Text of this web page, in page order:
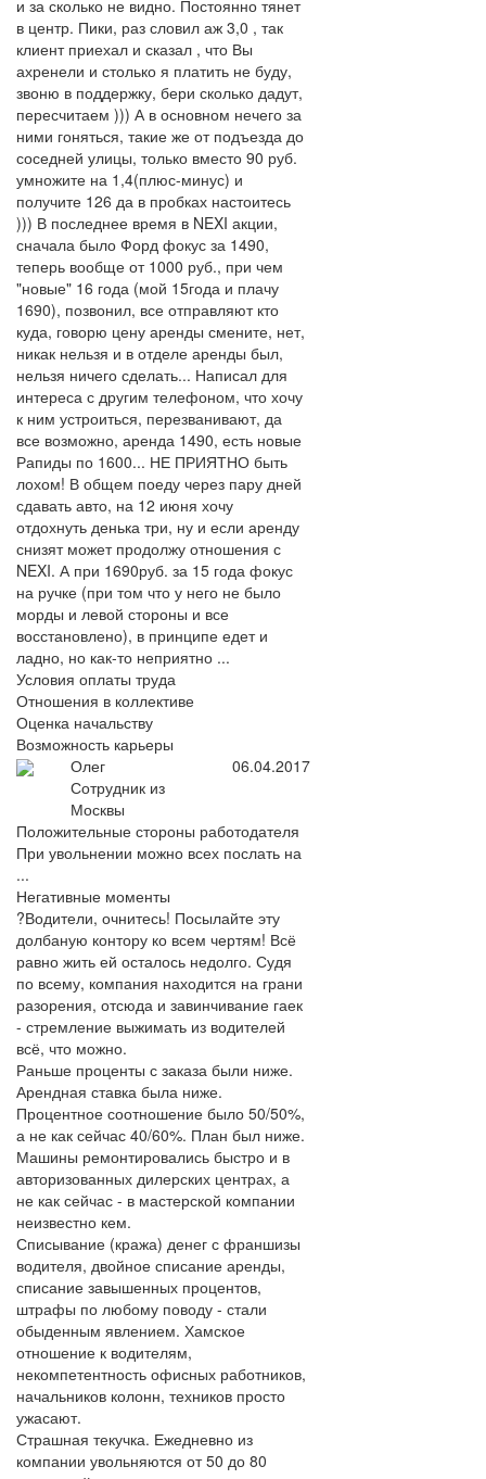
и за сколько не видно. Постоянно тянет
в центр. Пики, раз словил аж 3,0 , так
клиент приехал и сказал , что Вы
ахренели и столько я платить не буду,
звоню в поддержку, бери сколько дадут,
пересчитаем ))) А в основном нечего за
ними гоняться, такие же от подъезда до
соседней улицы, только вместо 90 руб.
умножите на 1,4(плюс-минус) и
получите 126 да в пробках настоитесь
))) В последнее время в NEXI акции,
сначала было Форд фокус за 1490,
теперь вообще от 1000 руб., при чем
"новые" 16 года (мой 15года и плачу
1690), позвонил, все отправляют кто
куда, говорю цену аренды смените, нет,
никак нельзя и в отделе аренды был,
нельзя ничего сделать... Написал для
интереса с другим телефоном, что хочу
к ним устроиться, перезванивают, да
все возможно, аренда 1490, есть новые
Рапиды по 1600... НЕ ПРИЯТНО быть
лохом! В общем поеду через пару дней
сдавать авто, на 12 июня хочу
отдохнуть денька три, ну и если аренду
снизят может продолжу отношения с
NEXI. А при 1690руб. за 15 года фокус
на ручке (при том что у него не было
морды и левой стороны и все
восстановлено), в принципе едет и
ладно, но как-то неприятно ...
Условия оплаты труда
Отношения в коллективе
Оценка начальству
Возможность карьеры
Олег
Сотрудник из
Москвы
06.04.2017
Положительные стороны работодателя
При увольнении можно всех послать на
...
Негативные моменты
?Водители, очнитесь! Посылайте эту
долбаную контору ко всем чертям! Всё
равно жить ей осталось недолго. Судя
по всему, компания находится на грани
разорения, отсюда и завинчивание гаек
- стремление выжимать из водителей
всё, что можно.
Раньше проценты с заказа были ниже.
Арендная ставка была ниже.
Процентное соотношение было 50/50%,
а не как сейчас 40/60%. План был ниже.
Машины ремонтировались быстро и в
авторизованных дилерских центрах, а
не как сейчас - в мастерской компании
неизвестно кем.
Списывание (кража) денег с франшизы
водителя, двойное списание аренды,
списание завышенных процентов,
штрафы по любому поводу - стали
обыденным явлением. Хамское
отношение к водителям,
некомпетентность офисных работников,
начальников колонн, техников просто
ужасают.
Страшная текучка. Ежедневно из
компании увольняются от 50 до 80